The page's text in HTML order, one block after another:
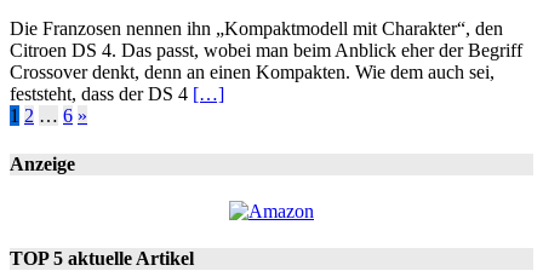
Die Franzosen nennen ihn „Kompaktmodell mit Charakter“, den
Citroen DS 4. Das passt, wobei man beim Anblick eher der Begriff
Crossover denkt, denn an einen Kompakten. Wie dem auch sei,
feststeht, dass der DS 4 […]
Seitennummerierung
der
1 2 … 6 »
Anzeige
TOP 5 aktuelle Artikel